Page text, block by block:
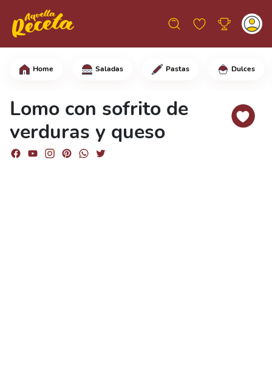
Home Saladas Pastas Dulces
Lomo con sofrito de
verduras y queso
Comienza cortando los filetes de